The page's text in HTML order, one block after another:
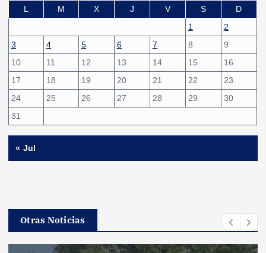
L
M X J V S
D
1
2
3
4 5 6 7 8
9
10
11 12 13 14 15
16
17
18 19 20 21 22
23
24
25 26 27 28 29
30
31
« Jul
Otras Noticias